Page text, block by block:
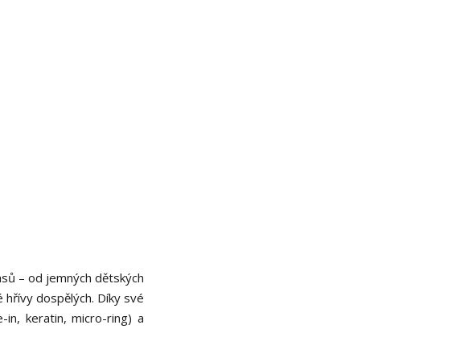
– od jemných dětských
dospělých. Díky své
in, keratin, micro-ring) a